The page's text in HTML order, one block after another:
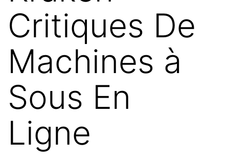
Critiques De
Machines à
Sous En
Ligne